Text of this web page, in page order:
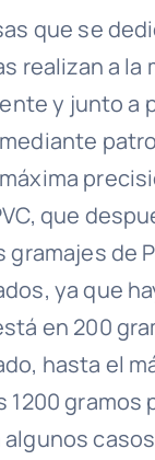
que se
realizan a la
y junto a
que
de
ya que
en 200
hasta el
1200 gramos
algunos